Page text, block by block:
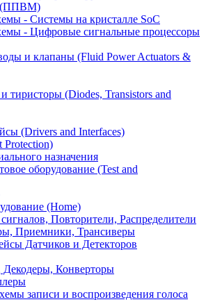
(ППВМ)
- Системы на кристалле SoC
- Цифровые сигнальные процессоры
и клапаны (Fluid Power Actuators &
тиристоры (Diodes, Transistors and
(Drivers and Interfaces)
Protection)
назначения
оборудование (Test and
(Home)
Повторители, Распределители
Приемники, Трансиверы
Датчиков и Детекторов
Конверторы
записи и воспроизведения голоса